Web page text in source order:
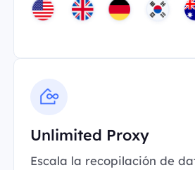
Unlimited Proxy
Escala la recopilación de